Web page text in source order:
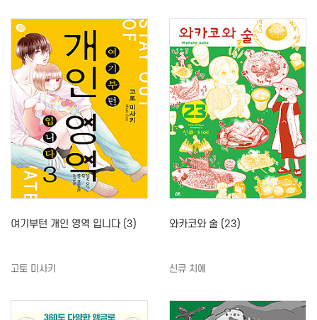
여기부턴 개인 영역 입니다 (3)
고토 미사키
와카코와 술 (23)
신큐 치에